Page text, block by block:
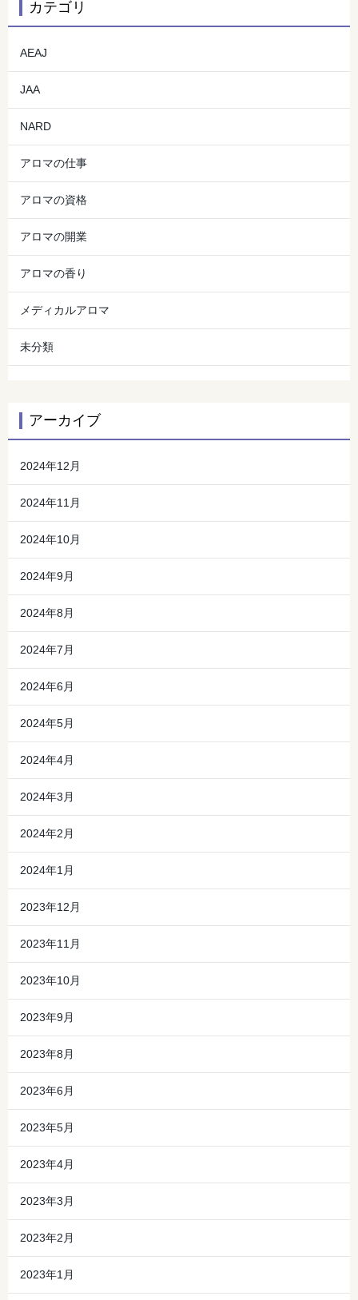
カテゴリ
AEAJ
JAA
NARD
アロマの仕事
アロマの資格
アロマの開業
アロマの香り
メディカルアロマ
未分類
アーカイブ
2024年12月
2024年11月
2024年10月
2024年9月
2024年8月
2024年7月
2024年6月
2024年5月
2024年4月
2024年3月
2024年2月
2024年1月
2023年12月
2023年11月
2023年10月
2023年9月
2023年8月
2023年6月
2023年5月
2023年4月
2023年3月
2023年2月
2023年1月